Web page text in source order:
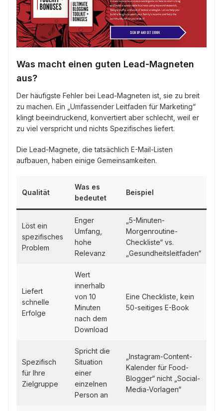
Was macht einen guten Lead-Magneten
aus?
Der häufigste Fehler bei Lead-Magneten ist, sie zu breit
zu machen. Ein „Umfassender Leitfaden für Marketing“
klingt beeindruckend, konvertiert aber schlecht, weil er
zu viel verspricht und nichts Spezifisches liefert.
Die Lead-Magnete, die tatsächlich E-Mail-Listen
aufbauen, haben einige Gemeinsamkeiten.
Qualität
Was es
bedeutet
Beispiel
Löst ein
spezifisches
Problem
Enger
Umfang,
hohe
Relevanz
„5-Minuten-
Morgenroutine-
Checkliste“ vs.
„Gesundheitsleitfaden“
Liefert
schnelle
Erfolge
Wert
innerhalb
von 10
Minuten
nach dem
Download
Eine Checkliste, kein
50-seitiges E-Book
Spezifisch
für Ihre
Zielgruppe
Spricht die
Situation
einer
einzelnen
Person an
„Instagram-Content-
Kalender für Food-
Blogger“ nicht „Social-
Media-Vorlagen“